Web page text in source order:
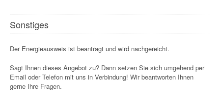
Sonstiges
Der Energieausweis ist beantragt und wird nachgereicht.
Sagt Ihnen dieses Angebot zu? Dann setzen Sie sich umgehend per
Email oder Telefon mit uns in Verbindung! Wir beantworten Ihnen
gerne Ihre Fragen.